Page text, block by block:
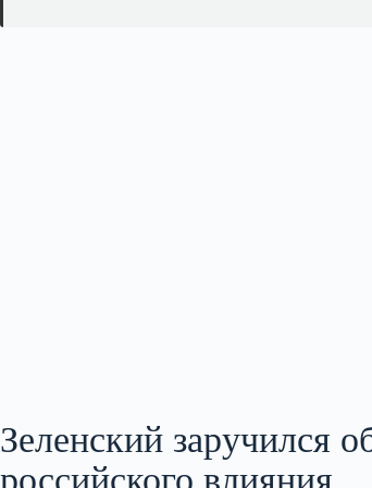
Зеленский заручился
российского влияния